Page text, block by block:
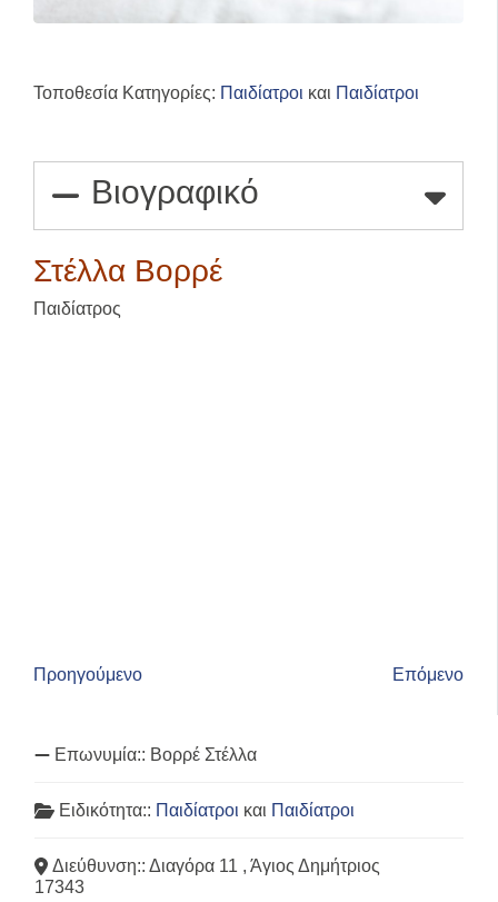
Τοποθεσία Κατηγορίες: Παιδίατροι και Παιδίατροι
Βιογραφικό
Στέλλα Βορρέ
Παιδίατρος
Προηγούμενο Επόμενο
Επωνυμία:: Βορρέ Στέλλα
Ειδικότητα:: Παιδίατροι και Παιδίατροι
Διεύθυνση::Διαγόρα 11 , Άγιος Δημήτριος
17343